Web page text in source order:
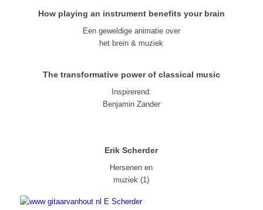
How playing an instrument benefits your brain
Een geweldige animatie over
het brein & muziek
The transformative power of classical music
Inspirerend:
Benjamin Zander
Erik Scherder
Hersenen en
muziek (1)